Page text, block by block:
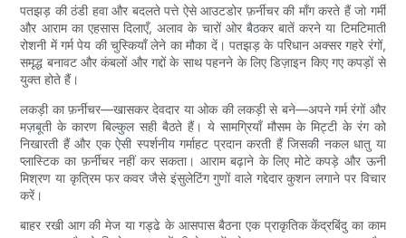
पतझड़ की ठंडी हवा और बदलते पत्ते ऐसे आउटडोर फ़र्नीचर की माँग करते हैं जो गर्मी
और आराम का एहसास दिलाएँ, अलाव के चारों ओर बैठकर बातें करने या टिमटिमाती
रोशनी में गर्म पेय की चुस्कियाँ लेने का मौका दें। पतझड़ के परिधान अक्सर गहरे रंगों,
समृद्ध बनावट और कंबलों और गद्दों के साथ पहनने के लिए डिज़ाइन किए गए कपड़ों से
युक्त होते हैं।
लकड़ी का फ़र्नीचर—खासकर देवदार या ओक की लकड़ी से बने—अपने गर्म रंगों और
मज़बूती के कारण बिल्कुल सही बैठते हैं। ये सामग्रियाँ मौसम के मिट्टी के रंग को
निखारती हैं और एक ऐसी स्पर्शनीय गर्माहट प्रदान करती हैं जिसकी नकल धातु या
प्लास्टिक का फ़र्नीचर नहीं कर सकता। आराम बढ़ाने के लिए मोटे कपड़े और ऊनी
मिश्रण या कृत्रिम फर कवर जैसे इंसुलेटिंग गुणों वाले गद्देदार कुशन लगाने पर विचार
करें।
बाहर रखी आग की मेज या गड्ढे के आसपास बैठना एक प्राकृतिक केंद्रबिंदु का काम